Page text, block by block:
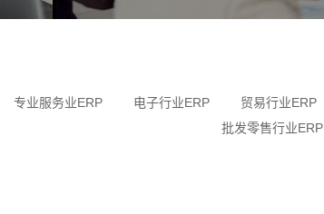
专业服务业ERP 电子行业ERP 贸易行业ERP
批发零售行业ERP